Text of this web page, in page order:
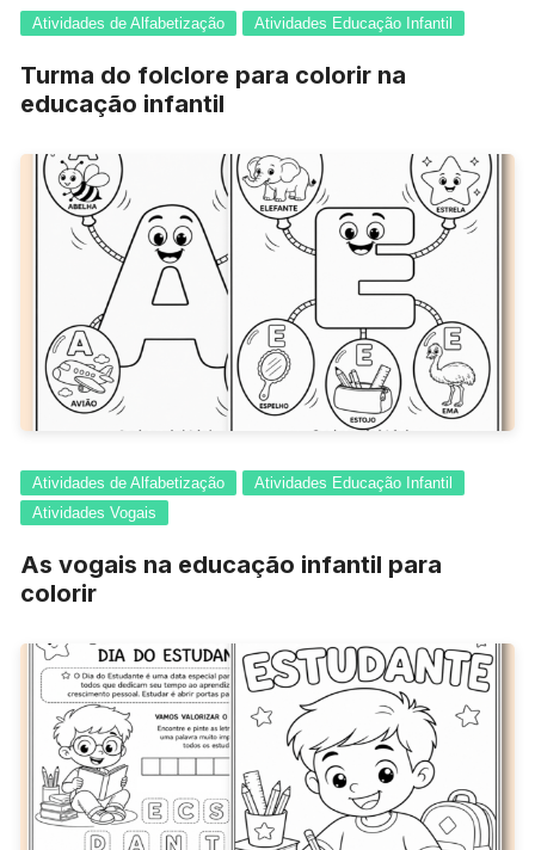
Atividades de Alfabetização Atividades Educação Infantil
Turma do folclore para colorir na
educação infantil
Atividades de Alfabetização
Atividades Educação Infantil
Atividades Vogais
As vogais na educação infantil para
colorir